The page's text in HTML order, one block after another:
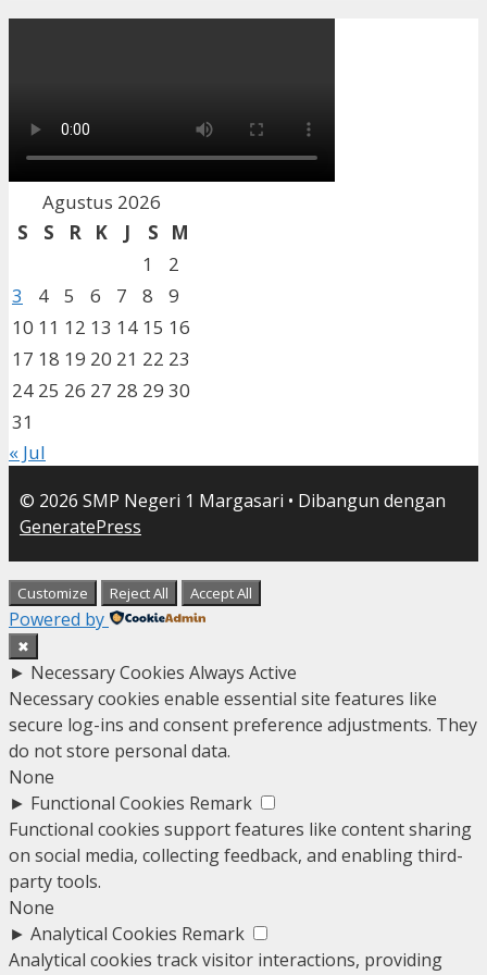
Agustus 2026
S
S R K J S
M
1
2
3
4 5 6 7 8
9
10 11 12 13 14 15 16
17 18 19 20 21 22 23
24 25 26 27 28 29 30
31
« Jul
© 2026 SMP Negeri 1 Margasari • Dibangun dengan
GeneratePress
Customize Reject All Accept All
Powered by
✖
► Necessary Cookies Always Active
Necessary cookies enable essential site features like
secure log-ins and consent preference adjustments. They
do not store personal data.
None
► Functional Cookies Remark
Functional cookies support features like content sharing
on social media, collecting feedback, and enabling third-
party tools.
None
► Analytical Cookies Remark
Analytical cookies track visitor interactions, providing